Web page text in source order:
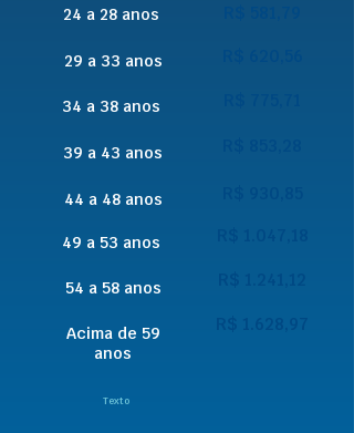
24 a 28 anos
29 a 33 anos
34 a 38 anos
39 a 43 anos
44 a 48 anos
49 a 53 anos
54 a 58 anos
Acima de 59
anos
Texto